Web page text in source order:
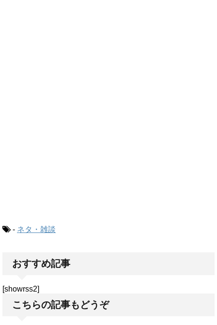
- ネタ・雑談
おすすめ記事
[showrss2]
こちらの記事もどうぞ